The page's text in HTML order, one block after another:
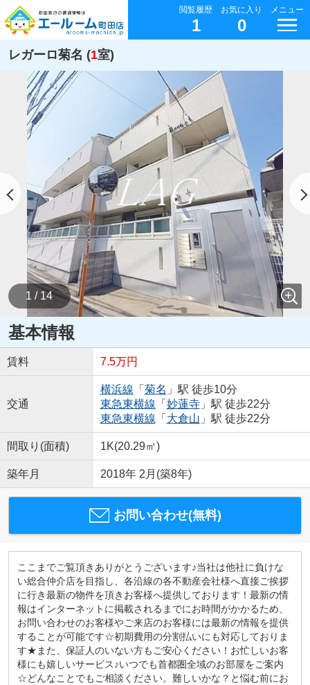
閲覧履歴
1
お気に入り
0
メニュー
レガーロ菊名 (1室)
1 / 14
基本情報
賃料 7.5万円
交通
横浜線 「 菊名 」駅 徒歩10分
東急東横線 「 妙蓮寺」駅 徒歩22分
東急東横線 「 大倉山 」駅 徒歩22分
間取り(面積) 1K(20.29㎡)
築年月 2018年 2月(築8年)
お問い合わせ(無料)
ここまでご覧頂きありがとうございます♪当社は他社に負けな
い総合仲介店を目指し、各沿線の各不動産会社様へ直接ご挨拶
に行き最新の物件を頂きお客様へ提供しております！最新の情
報はインターネットに掲載されるまでにお時間がかかるため、
お問い合わせのお客様やご来店のお客様には最新の情報を提供
することが可能です☆初期費用の分割払いにも対応しておりま
す★また、保証人のいない方もご安心ください！お忙しいお客
様にも嬉しいサービス♪いつでも首都圏全域のお部屋をご案内
☆どんなことでもご相談ください。難しいかな？と悩む前にお